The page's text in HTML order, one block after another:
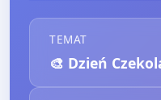
TEMAT
🎨 Dzień